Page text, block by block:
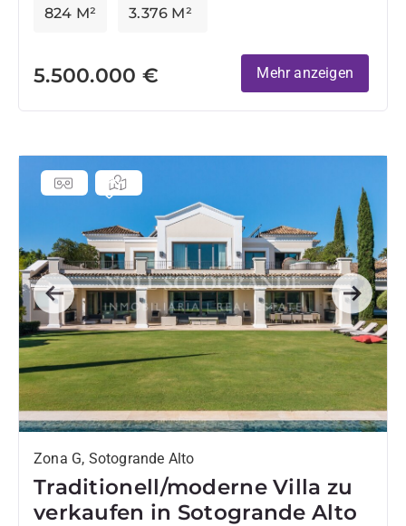
824 M² 3.376 M²
5.500.000 € Mehr anzeigen
Previous Next
Zona G, Sotogrande Alto
Traditionell/moderne Villa zu
verkaufen in Sotogrande Alto